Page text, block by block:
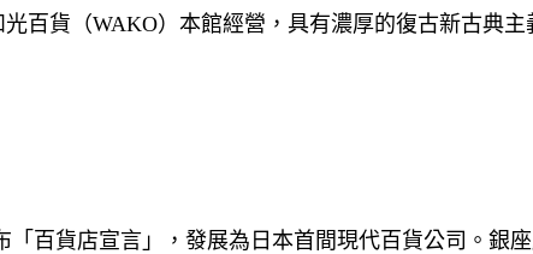
百貨（WAKO）本館經營，具有濃厚的復古新古典
百貨店宣言」，發展為日本首間現代百貨公司。銀